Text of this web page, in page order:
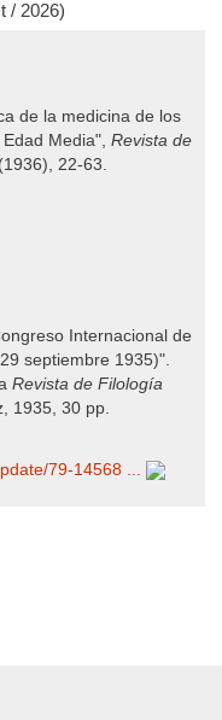
/ 2026)
de la medicina de los
Media", Revista de
22-63.
Internacional de
septiembre 1935)".
Revista de Filología
1935, 30 pp.
​79-14568 ...